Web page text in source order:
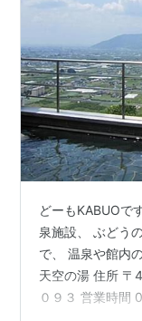
どーもKABUOで
泉施設、 ぶどう
で、 温泉や館内
天空の湯 住所 〒
０９３ 営業時間